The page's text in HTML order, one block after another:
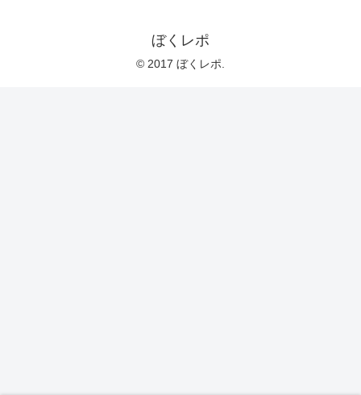
ぼくレポ
© 2017 ぼくレポ.